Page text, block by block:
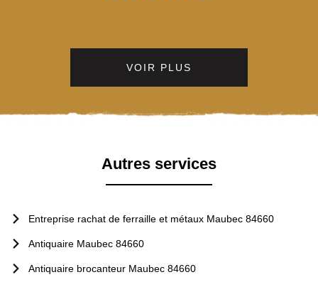
VOIR PLUS
Autres services
Entreprise rachat de ferraille et métaux Maubec 84660
Antiquaire Maubec 84660
Antiquaire brocanteur Maubec 84660